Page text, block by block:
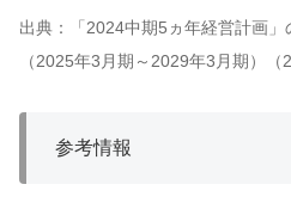
出典：「2024中期5ヵ年経営計画
（2025年3月期～2029年3月期）（
参考情報